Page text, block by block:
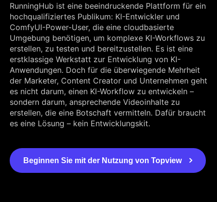
RunningHub ist eine beeindruckende Plattform für ein
hochqualifiziertes Publikum: KI-Entwickler und
ComfyUI-Power-User, die eine cloudbasierte
Umgebung benötigen, um komplexe KI-Workflows zu
erstellen, zu testen und bereitzustellen. Es ist eine
erstklassige Werkstatt zur Entwicklung von KI-
Anwendungen. Doch für die überwiegende Mehrheit
der Marketer, Content Creator und Unternehmen geht
es nicht darum, einen KI-Workflow zu entwickeln –
sondern darum, ansprechende Videoinhalte zu
erstellen, die eine Botschaft vermitteln. Dafür braucht
es eine Lösung – kein Entwicklungskit.
Beginnen Sie mit der Nutzung von Topview